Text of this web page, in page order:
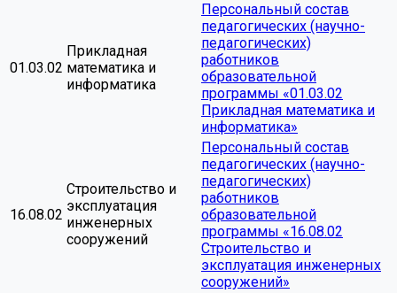
01.03.02
Прикладная
математика и
информатика
Персональный состав
педагогических (научно-
педагогических)
работников
образовательной
программы «01.03.02
Прикладная математика и
информатика»
16.08.02
Строительство и
эксплуатация
инженерных
сооружений
Персональный состав
педагогических (научно-
педагогических)
работников
образовательной
программы «16.08.02
Строительство и
эксплуатация инженерных
сооружений»